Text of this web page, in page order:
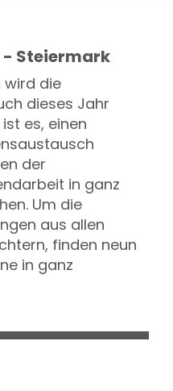
Steiermark
wird die
dieses Jahr
es, einen
der
in ganz
Um die
aus allen
finden neun
in ganz